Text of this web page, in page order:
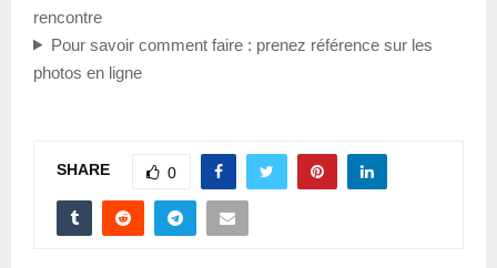
rencontre
Pour savoir comment faire : prenez référence sur les
photos en ligne
SHARE 0